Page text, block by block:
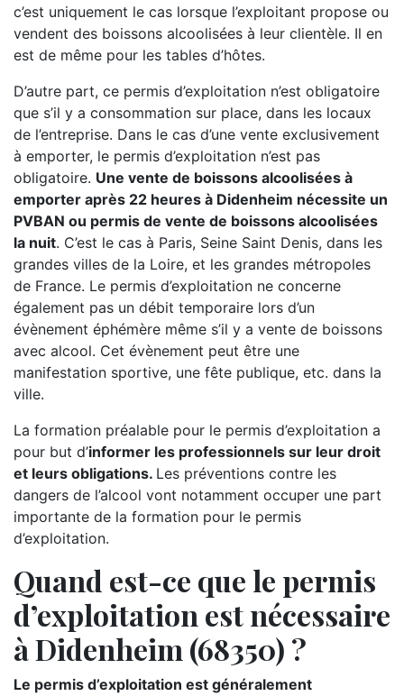
c’est uniquement le cas lorsque l’exploitant propose ou
vendent des boissons alcoolisées à leur clientèle. Il en
est de même pour les tables d’hôtes.
D’autre part, ce permis d’exploitation n’est obligatoire
que s’il y a consommation sur place, dans les locaux
de l’entreprise. Dans le cas d’une vente exclusivement
à emporter, le permis d’exploitation n’est pas
obligatoire. Une vente de boissons alcoolisées à
emporter après 22 heures à Didenheim nécessite un
PVBAN ou permis de vente de boissons alcoolisées
la nuit. C’est le cas à Paris, Seine Saint Denis, dans les
grandes villes de la Loire, et les grandes métropoles
de France. Le permis d’exploitation ne concerne
également pas un débit temporaire lors d’un
évènement éphémère même s’il y a vente de boissons
avec alcool. Cet évènement peut être une
manifestation sportive, une fête publique, etc. dans la
ville.
La formation préalable pour le permis d’exploitation a
pour but d’informer les professionnels sur leur droit
et leurs obligations. Les préventions contre les
dangers de l’alcool vont notamment occuper une part
importante de la formation pour le permis
d’exploitation.
Quand est-ce que le permis
d’exploitation est nécessaire
à Didenheim (68350) ?
Le permis d’exploitation est généralement